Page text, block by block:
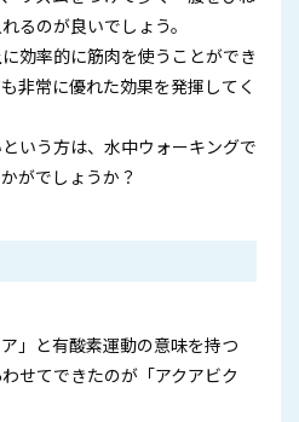
るのが良いでしょう。
効率的に筋肉を使うことができ
非常に優れた効果を発揮してく
いう方は、水中ウォーキングで
がでしょうか？
」と有酸素運動の意味を持つ
せてできたのが「アクアビク